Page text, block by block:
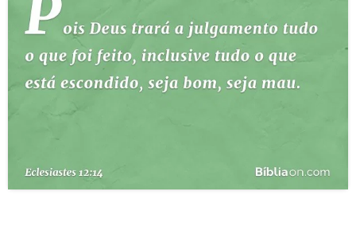
ESBOÇOS DE PREGAÇÃO
PERGUNTE À BÍBLIA
QUEM SOMOS